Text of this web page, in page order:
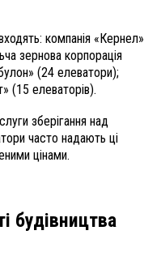
компанія «Кернел»
зернова корпорація
(24 елеватори);
(15 елеваторів).
зберігання над
часто надають ці
цінами.
будівництва